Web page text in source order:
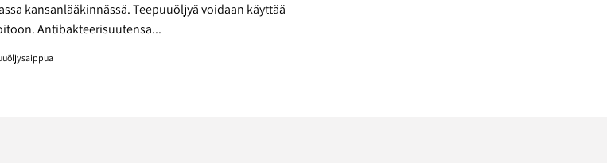
kansanlääkinnässä. Teepuuöljyä voidaan käyttää
Antibakteerisuutensa...